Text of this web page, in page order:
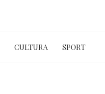
CULTURA SPORT